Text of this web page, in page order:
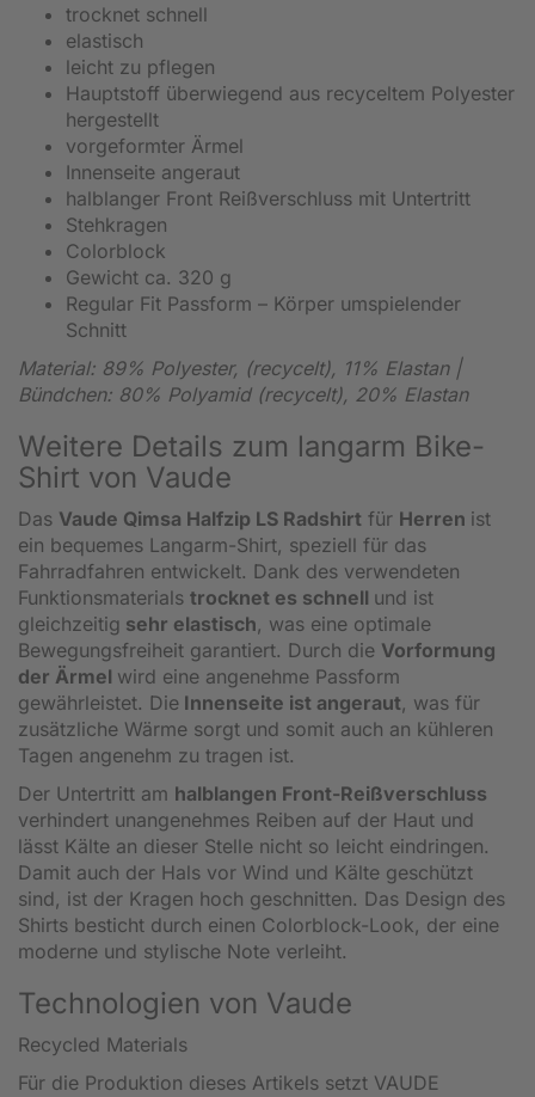
trocknet schnell
elastisch
leicht zu pflegen
Hauptstoff überwiegend aus recyceltem Polyester
hergestellt
vorgeformter Ärmel
Innenseite angeraut
halblanger Front Reißverschluss mit Untertritt
Stehkragen
Colorblock
Gewicht ca. 320 g
Regular Fit Passform – Körper umspielender
Schnitt
Material: 89% Polyester, (recycelt), 11% Elastan |
Bündchen: 80% Polyamid (recycelt), 20% Elastan
Weitere Details zum langarm Bike-
Shirt von Vaude
Das Vaude Qimsa Halfzip LS Radshirt für Herren ist
ein bequemes Langarm-Shirt, speziell für das
Fahrradfahren entwickelt. Dank des verwendeten
Funktionsmaterials trocknet es schnell und ist
gleichzeitig sehr elastisch, was eine optimale
Bewegungsfreiheit garantiert. Durch die Vorformung
der Ärmel wird eine angenehme Passform
gewährleistet. Die Innenseite ist angeraut, was für
zusätzliche Wärme sorgt und somit auch an kühleren
Tagen angenehm zu tragen ist.
Der Untertritt am halblangen Front-Reißverschluss
verhindert unangenehmes Reiben auf der Haut und
lässt Kälte an dieser Stelle nicht so leicht eindringen.
Damit auch der Hals vor Wind und Kälte geschützt
sind, ist der Kragen hoch geschnitten. Das Design des
Shirts besticht durch einen Colorblock-Look, der eine
moderne und stylische Note verleiht.
Technologien von Vaude
Recycled Materials
Für die Produktion dieses Artikels setzt VAUDE